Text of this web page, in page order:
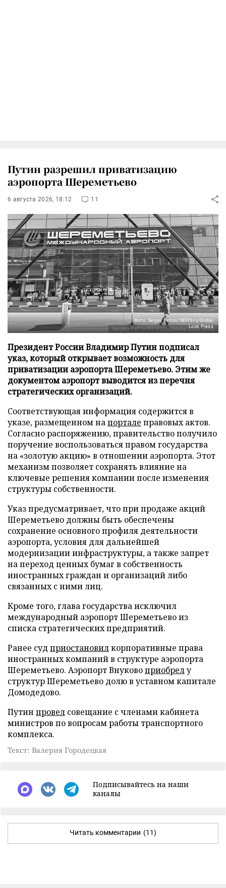
Путин разрешил приватизацию
аэропорта Шереметьево
6 августа 2026, 18:12 11
Фото: Sergey Petrov/NEWS.ru/Global
Look Press
Президент России Владимир Путин подписал
указ, который открывает возможность для
приватизации аэропорта Шереметьево. Этим же
документом аэропорт выводится из перечня
стратегических организаций.
Соответствующая информация содержится в
указе, размещенном напортале правовых актов.
Согласно распоряжению, правительство получило
поручение воспользоваться правом государства
на «золотую акцию» в отношении аэропорта. Этот
механизм позволяет сохранять влияние на
ключевые решения компании после изменения
структуры собственности.
Указ предусматривает, что при продаже акций
Шереметьево должны быть обеспечены
сохранение основного профиля деятельности
аэропорта, условия для дальнейшей
модернизации инфраструктуры, а также запрет
на переход ценных бумаг в собственность
иностранных граждан и организаций либо
связанных с ними лиц.
Кроме того, глава государства исключил
международный аэропорт Шереметьево из
списка стратегических предприятий.
Ранее суд приостановилкорпоративные права
иностранных компаний в структуре аэропорта
Шереметьево. Аэропорт Внуковоприобрелу
структур Шереметьево долю в уставном капитале
Домодедово.
Путин провел совещание с членами кабинета
министров по вопросам работы транспортного
комплекса.
Текст: Валерия Городецкая
Подписывайтесь на наши
каналы
Читать комментарии (11)